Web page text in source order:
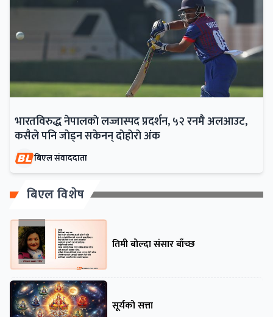
भारतविरुद्ध नेपालकाे लज्जास्पद प्रदर्शन, ५२ रनमै अलआउट,
कसैले पनि जाेड्न सकेनन् दाेहाेराे अंक
बिएल संवाददाता
बिएल विशेष
तिमी बोल्दा संसार बाँच्छ
सूर्यको सत्ता